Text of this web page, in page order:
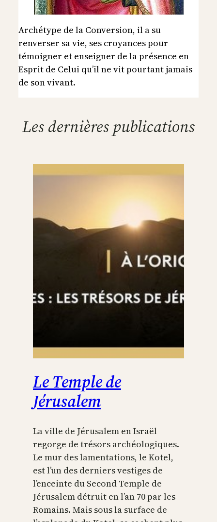
Archétype de la Conversion, il a su
renverser sa vie, ses croyances pour
témoigner et enseigner de la présence en
Esprit de Celui qu’il ne vit pourtant jamais
de son vivant.
Les dernières publications
Le Temple de
Jérusalem
La ville de Jérusalem en Israël
regorge de trésors archéologiques.
Le mur des lamentations, le Kotel,
est l’un des derniers vestiges de
l’enceinte du Second Temple de
Jérusalem détruit en l’an 70 par les
Romains. Mais sous la surface de